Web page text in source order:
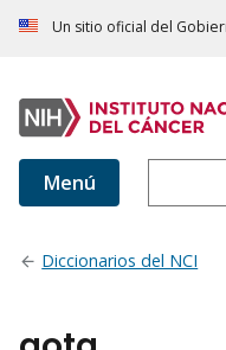
Un sitio oficial del
Menú
Diccionarios del NCI